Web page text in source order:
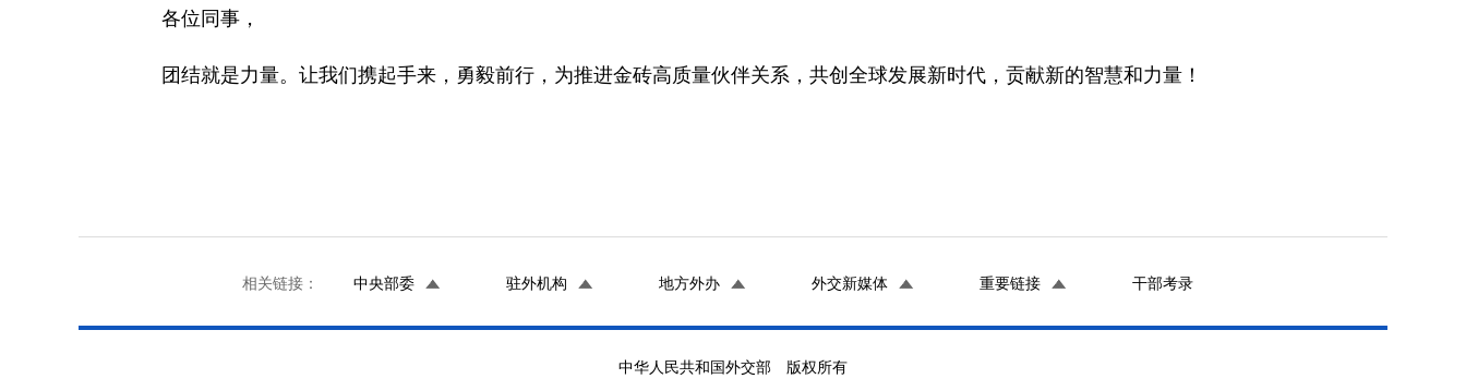
各位同事，
团结就是力量。让我们携起手来，勇毅前行，为推进金砖高质量伙伴关系，共创全球发展新时代，贡献新的智慧和力量！
相关链接： 中央部委 驻外机构 地方外办 外交新媒体 重要链接 干部考录
中华人民共和国外交部 版权所有